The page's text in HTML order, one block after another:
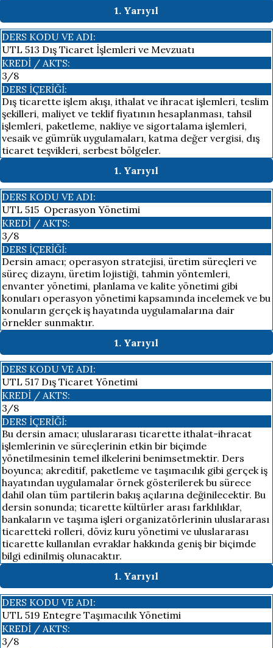
1. Yarıyıl
DERS KODU VE ADI:
UTL 513 Dış Ticaret İşlemleri ve Mevzuatı
KREDI / AKTS:
3/8
DERS İÇERIĞI:
Dış ticarette işlem akışı, ithalat ve ihracat işlemleri, teslim
şekilleri, maliyet ve teklif fiyatının hesaplanması, tahsil
işlemleri, paketleme, nakliye ve sigortalama işlemleri,
vesaik ve gümrük uygulamaları, katma değer vergisi, dış
ticaret teşvikleri, serbest bölgeler.
1. Yarıyıl
DERS KODU VE ADI:
UTL 515 Operasyon Yönetimi
KREDI / AKTS:
3/8
DERS İÇERIĞI:
Dersin amacı; operasyon stratejisi, üretim süreçleri ve
süreç dizaynı, üretim lojistiği, tahmin yöntemleri,
envanter yönetimi, planlama ve kalite yönetimi gibi
konuları operasyon yönetimi kapsamında incelemek ve bu
konuların gerçek iş hayatında uygulamalarına dair
örnekler sunmaktır.
1. Yarıyıl
DERS KODU VE ADI:
UTL 517 Dış Ticaret Yönetimi
KREDI / AKTS:
3/8
DERS İÇERIĞI:
Bu dersin amacı; uluslararası ticarette ithalat-ihracat
işlemlerinin ve süreçlerinin etkin bir biçimde
yönetilmesinin temel ilkelerini benimsetmektir. Ders
boyunca; akreditif, paketleme ve taşımacılık gibi gerçek iş
hayatından uygulamalar örnek gösterilerek bu sürece
dahil olan tüm partilerin bakış açılarına değinilecektir. Bu
dersin sonunda; ticarette kültürler arası farklılıklar,
bankaların ve taşıma işleri organizatörlerinin uluslararası
ticaretteki rolleri, döviz kuru yönetimi ve uluslararası
ticarette kullanılan evraklar hakkında geniş bir biçimde
bilgi edinilmiş olunacaktır.
1. Yarıyıl
DERS KODU VE ADI:
UTL 519 Entegre Taşımacılık Yönetimi
KREDI / AKTS:
3/8